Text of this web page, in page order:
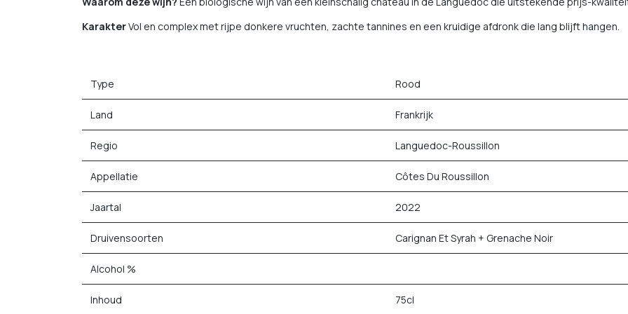
KarakterVol en complex met rijpe donkere vruchten, zachte tannines en een kruidige afdronk die lang blijft hangen.
Type Rood
Land Frankrijk
Regio Languedoc-Roussillon
Appellatie Côtes Du Roussillon
Jaartal 2022
Druivensoorten Carignan Et Syrah + Grenache Noir
Alcohol %
Inhoud 75cl